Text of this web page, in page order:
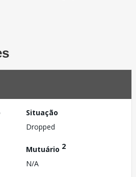
Situação
Dropped
Mutuário 2
N/A